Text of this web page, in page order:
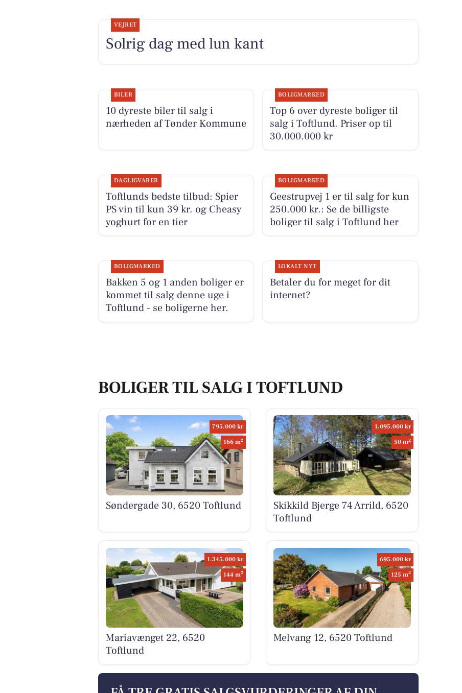
VEJRET
Solrig dag med lun kant
BILER
10 dyreste biler til salg i
nærheden af Tønder Kommune
BOLIGMARKED
Top 6 over dyreste boliger til
salg i Toftlund. Priser op til
30.000.000 kr
DAGLIGVARER
Toftlunds bedste tilbud: Spier
PS vin til kun 39 kr. og Cheasy
yoghurt for en tier
BOLIGMARKED
Geestrupvej 1 er til salg for kun
250.000 kr.: Se de billigste
boliger til salg i Toftlund her
BOLIGMARKED
Bakken 5 og 1 anden boliger er
kommet til salg denne uge i
Toftlund - se boligerne her.
LOKALT NYT
Betaler du for meget for dit
internet?
BOLIGER TIL SALG I TOFTLUND
795.000 kr
166 m2
Søndergade 30, 6520 Toftlund
1.095.000 kr
50 m2
Skikkild Bjerge 74 Arrild, 6520
Toftlund
1.345.000 kr
144 m2
Mariavænget 22, 6520
Toftlund
695.000 kr
125 m2
Melvang 12, 6520 Toftlund